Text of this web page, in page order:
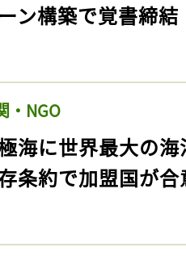
ン構築で覚書締結
・NGO
極海に世界最大の
条約で加盟国が合